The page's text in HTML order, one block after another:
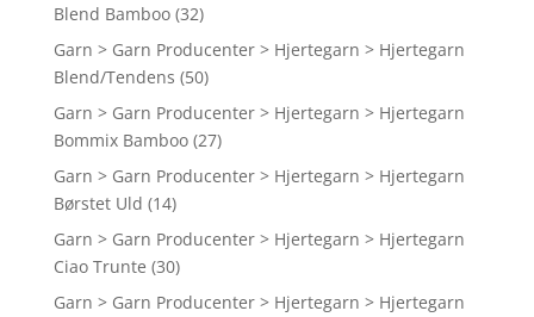
Blend Bamboo (32)
Garn > Garn Producenter > Hjertegarn > Hjertegarn
Blend/Tendens (50)
Garn > Garn Producenter > Hjertegarn > Hjertegarn
Bommix Bamboo (27)
Garn > Garn Producenter > Hjertegarn > Hjertegarn
Børstet Uld (14)
Garn > Garn Producenter > Hjertegarn > Hjertegarn
Ciao Trunte (30)
Garn > Garn Producenter > Hjertegarn > Hjertegarn